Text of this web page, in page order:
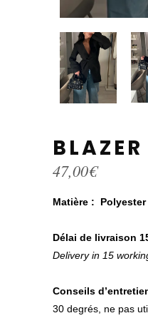
47,00€
Matière : Polyester
Délai de livraison
Delivery in 15
Conseils
30 degrés, ne pas